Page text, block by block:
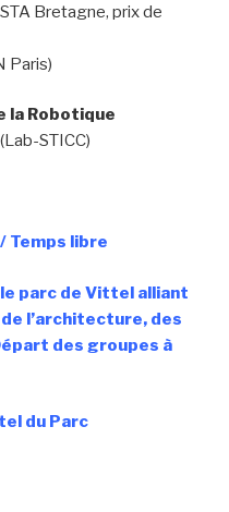
Bretagne, prix de
Paris)
la Robotique
STICC)
Temps libre
parc de Vittel alliant
l’architecture, des
des groupes à
du Parc